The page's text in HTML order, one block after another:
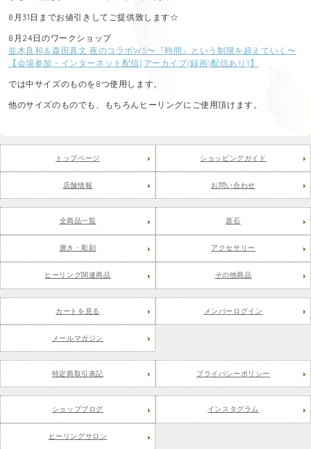
8月31日までお値引きしてご提供致します☆
8月24日のワークショップ
並木良和＆森田真文 夜のコラボWS〜『時間』という制限を超えていく〜
【会場参加・インターネット配信[アーカイブ(録画)配信あり]】
では中サイズのものを8つ使用します。
他のサイズのものでも、もちろんヒーリングにご使用頂けます。
トップページ ショッピングガイド
店舗情報 お問い合わせ
全商品一覧 原石
磨き・彫刻 アクセサリー
ヒーリング関連商品 その他商品
カートを見る メンバーログイン
メールマガジン
特定商取引表記 プライバシーポリシー
ショップブログ インスタグラム
ヒーリングサロン